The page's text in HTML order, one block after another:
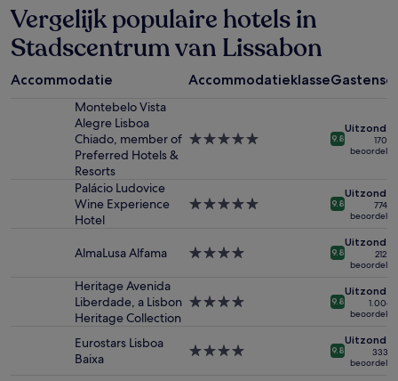
24
uur
op
basis
van
een
volwassenen.
beschikbaarheid
voorwaarden.
Vergelijk populaire hotels in
Stadscentrum van Lissabon
Accommodatie Accommodatieklasse
Montebelo Vista
Alegre Lisboa
Chiado, member of
Preferred Hotels &
Resorts
5.0-
9.8
170
Palácio Ludovice
Wine Experience
Hotel
5.0-
9.8
774
AlmaLusa Alfama
4.0-
9.8
212
Heritage Avenida
Liberdade, a Lisbon
Heritage Collection
4.0-
9.8
1.004
Eurostars Lisboa
Baixa
4.0-
9.8
333